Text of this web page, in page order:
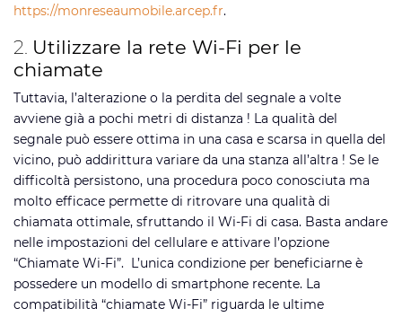
https://monreseaumobile.arcep.fr.
2. Utilizzare la rete Wi-Fi per le
chiamate
Tuttavia, l’alterazione o la perdita del segnale a volte
avviene già a pochi metri di distanza ! La qualità del
segnale può essere ottima in una casa e scarsa in quella del
vicino, può addirittura variare da una stanza all’altra ! Se le
difficoltà persistono, una procedura poco conosciuta ma
molto efficace permette di ritrovare una qualità di
chiamata ottimale, sfruttando il Wi-Fi di casa. Basta andare
nelle impostazioni del cellulare e attivare l’opzione
“Chiamate Wi-Fi”. L’unica condizione per beneficiarne è
possedere un modello di smartphone recente. La
compatibilità “chiamate Wi-Fi” riguarda le ultime